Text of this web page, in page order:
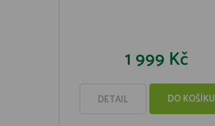
1 999 Kč
DETAIL DO KOŠÍKU